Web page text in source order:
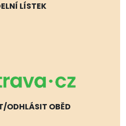
LÍSTEK
ODHLÁSIT OBĚD